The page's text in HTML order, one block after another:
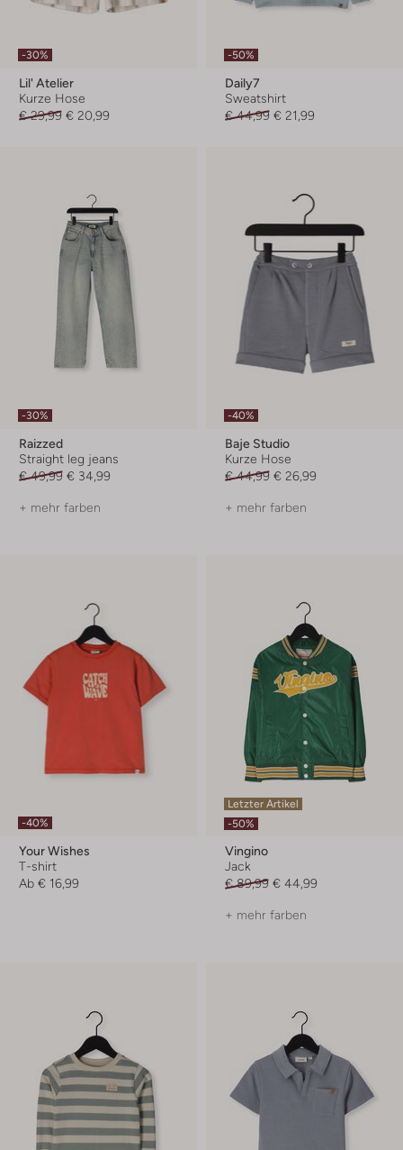
-30%
Lil' Atelier
Kurze Hose
€ 29,99 € 20,99
-50%
Daily7
Sweatshirt
€ 44,99 € 21,99
-30%
Raizzed
Straight leg jeans
€ 49,99 € 34,99
+ mehr farben
-40%
Baje Studio
Kurze Hose
€ 44,99 € 26,99
+ mehr farben
-40%
Your Wishes
T-shirt
Ab € 16,99
Letzter Artikel
-50%
Vingino
Jack
€ 89,99 € 44,99
+ mehr farben